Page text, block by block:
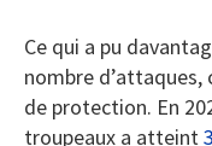
Ce qui a pu
nombre d’attaques,
de protection. En
troupeaux a atteint